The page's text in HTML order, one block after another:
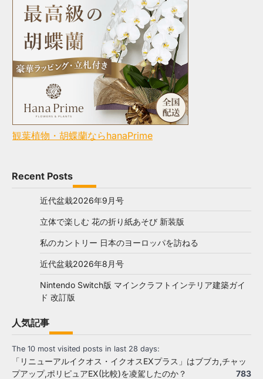
観葉植物・胡蝶蘭ならhanaPrime
Recent Posts
近代盆栽2026年9月号
立体で楽しむ 花の折り紙あそび 新装版
私のカントリー 日本のヨーロッパを訪ねる
近代盆栽2026年8月号
Nintendo Switch版 マインクラフトインテリア建築ガイ
ド 改訂版
人気記事
The 10 most visited posts in last 28 days:
「リニューアルイクオス・イクオスEXプラス」はブブカ,チャッ
プアップ,ポリピュアEX(比較)を凌駕したのか？
783